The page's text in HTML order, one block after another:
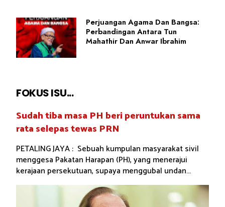
Perjuangan Agama Dan Bangsa:
Perbandingan Antara Tun
Mahathir Dan Anwar Ibrahim
FOKUS ISU...
Sudah tiba masa PH beri peruntukan sama
rata selepas tewas PRN
PETALING JAYA : Sebuah kumpulan masyarakat sivil
menggesa Pakatan Harapan (PH), yang menerajui
kerajaan persekutuan, supaya menggubal undan...